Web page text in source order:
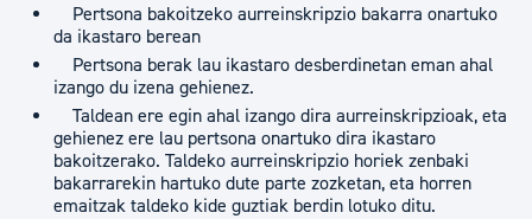
Pertsona bakoitzeko aurreinskripzio bakarra onartuko
da ikastaro berean
Pertsona berak lau ikastaro desberdinetan eman ahal
izango du izena gehienez.
Taldean ere egin ahal izango dira aurreinskripzioak, eta
gehienez ere lau pertsona onartuko dira ikastaro
bakoitzerako. Taldeko aurreinskripzio horiek zenbaki
bakarrarekin hartuko dute parte zozketan, eta horren
emaitzak taldeko kide guztiak berdin lotuko ditu.